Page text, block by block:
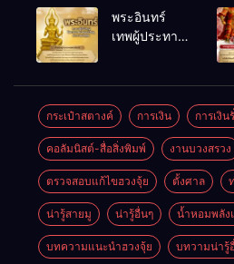
เคล็ดลับปรับ
ดวง ปรับร้าน
ให้ลูกค้าแน่น
พระอินทร์
เทพผู้ประทาน
กระเป๋าสตางค์ การเงิน การเงิน
คอลัมนิสต์-สื่อสิ่งพิมพ์ งานบวงสรวง
ตรวจสอบแก้ไขฮวงจุ้ย ตั้งศาล
น่ารู้สายมู น่ารู้อื่นๆ น้ำหอมพลัง
บทความแนะนำฮวงจุ้ย บทวามน่ารู้